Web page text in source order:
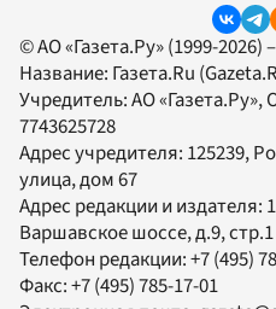
© АО «Газета.Ру» (1999-2026)
Название: Газета.Ru
Учредитель:АО «Газета.Ру»,
7743625728
Адрес учредителя: 125239,
улица, дом 67
Адрес редакции и издателя:
Варшавское шоссе, д.9, стр.1
Телефон редакции:+7 (495)
Факс:+7 (495) 785-17-01